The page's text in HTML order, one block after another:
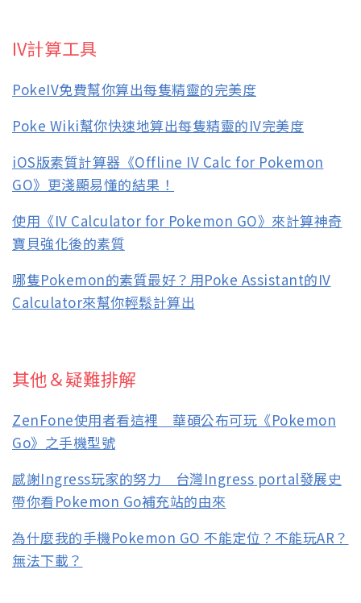
IV計算工具
PokeIV免費幫你算出每隻精靈的完美度
Poke Wiki幫你快速地算出每隻精靈的IV完美度
iOS版素質計算器《Offline IV Calc for Pokemon
GO》更淺顯易懂的結果！
使用《IV Calculator for Pokemon GO》來計算神奇
寶貝強化後的素質
哪隻Pokemon的素質最好？用Poke Assistant的IV
Calculator來幫你輕鬆計算出
其他＆疑難排解
ZenFone使用者看這裡 華碩公布可玩《Pokemon
Go》之手機型號
感謝Ingress玩家的努力 台灣Ingress portal發展史
帶你看Pokemon Go補充站的由來
為什麼我的手機Pokemon GO 不能定位？不能玩AR？
無法下載？